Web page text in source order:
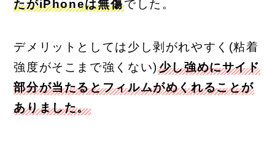
たがiPhoneは無傷でした。
デメリットとしては少し剥がれやすく(粘着
強度がそこまで強くない)少し強めにサイド
部分が当たるとフィルムがめくれることが
ありました。